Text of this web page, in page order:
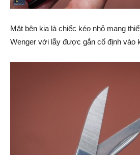
Mặt bên kia là chiếc kéo nhỏ mang
Wenger với lẫy được gắn cố định vào